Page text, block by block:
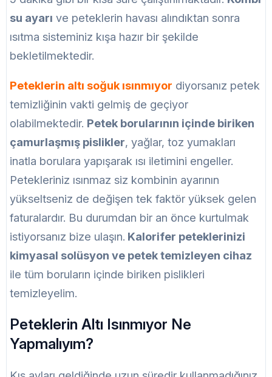
su ayarı ve peteklerin havası alındıktan sonra
ısıtma sisteminiz kışa hazır bir şekilde
bekletilmektedir.
Peteklerin altı soğuk ısınmıyor diyorsanız petek
temizliğinin vakti gelmiş de geçiyor
olabilmektedir. Petek borularının içinde biriken
çamurlaşmış pislikler, yağlar, toz yumakları
inatla borulara yapışarak ısı iletimini engeller.
Petekleriniz ısınmaz siz kombinin ayarının
yükseltseniz de değişen tek faktör yüksek gelen
faturalardır. Bu durumdan bir an önce kurtulmak
istiyorsanız bize ulaşın. Kalorifer peteklerinizi
kimyasal solüsyon ve petek temizleyen cihaz
ile tüm boruların içinde biriken pislikleri
temizleyelim.
Peteklerin Altı Isınmıyor Ne
Yapmalıyım?